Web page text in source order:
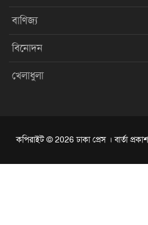
বাণিজ্য
বিনোদন
খেলাধুলা
কপিরাইট © 2026 ঢাকা প্রেস । বার্তা